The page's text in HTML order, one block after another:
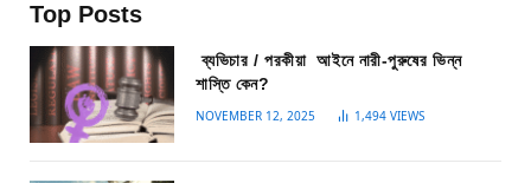
Top Posts
ব্যভিচার / পরকীয়া আইনে নারী-পুরুষের ভিন্ন
শাস্তি কেন?
NOVEMBER 12, 2025 1,494 VIEWS